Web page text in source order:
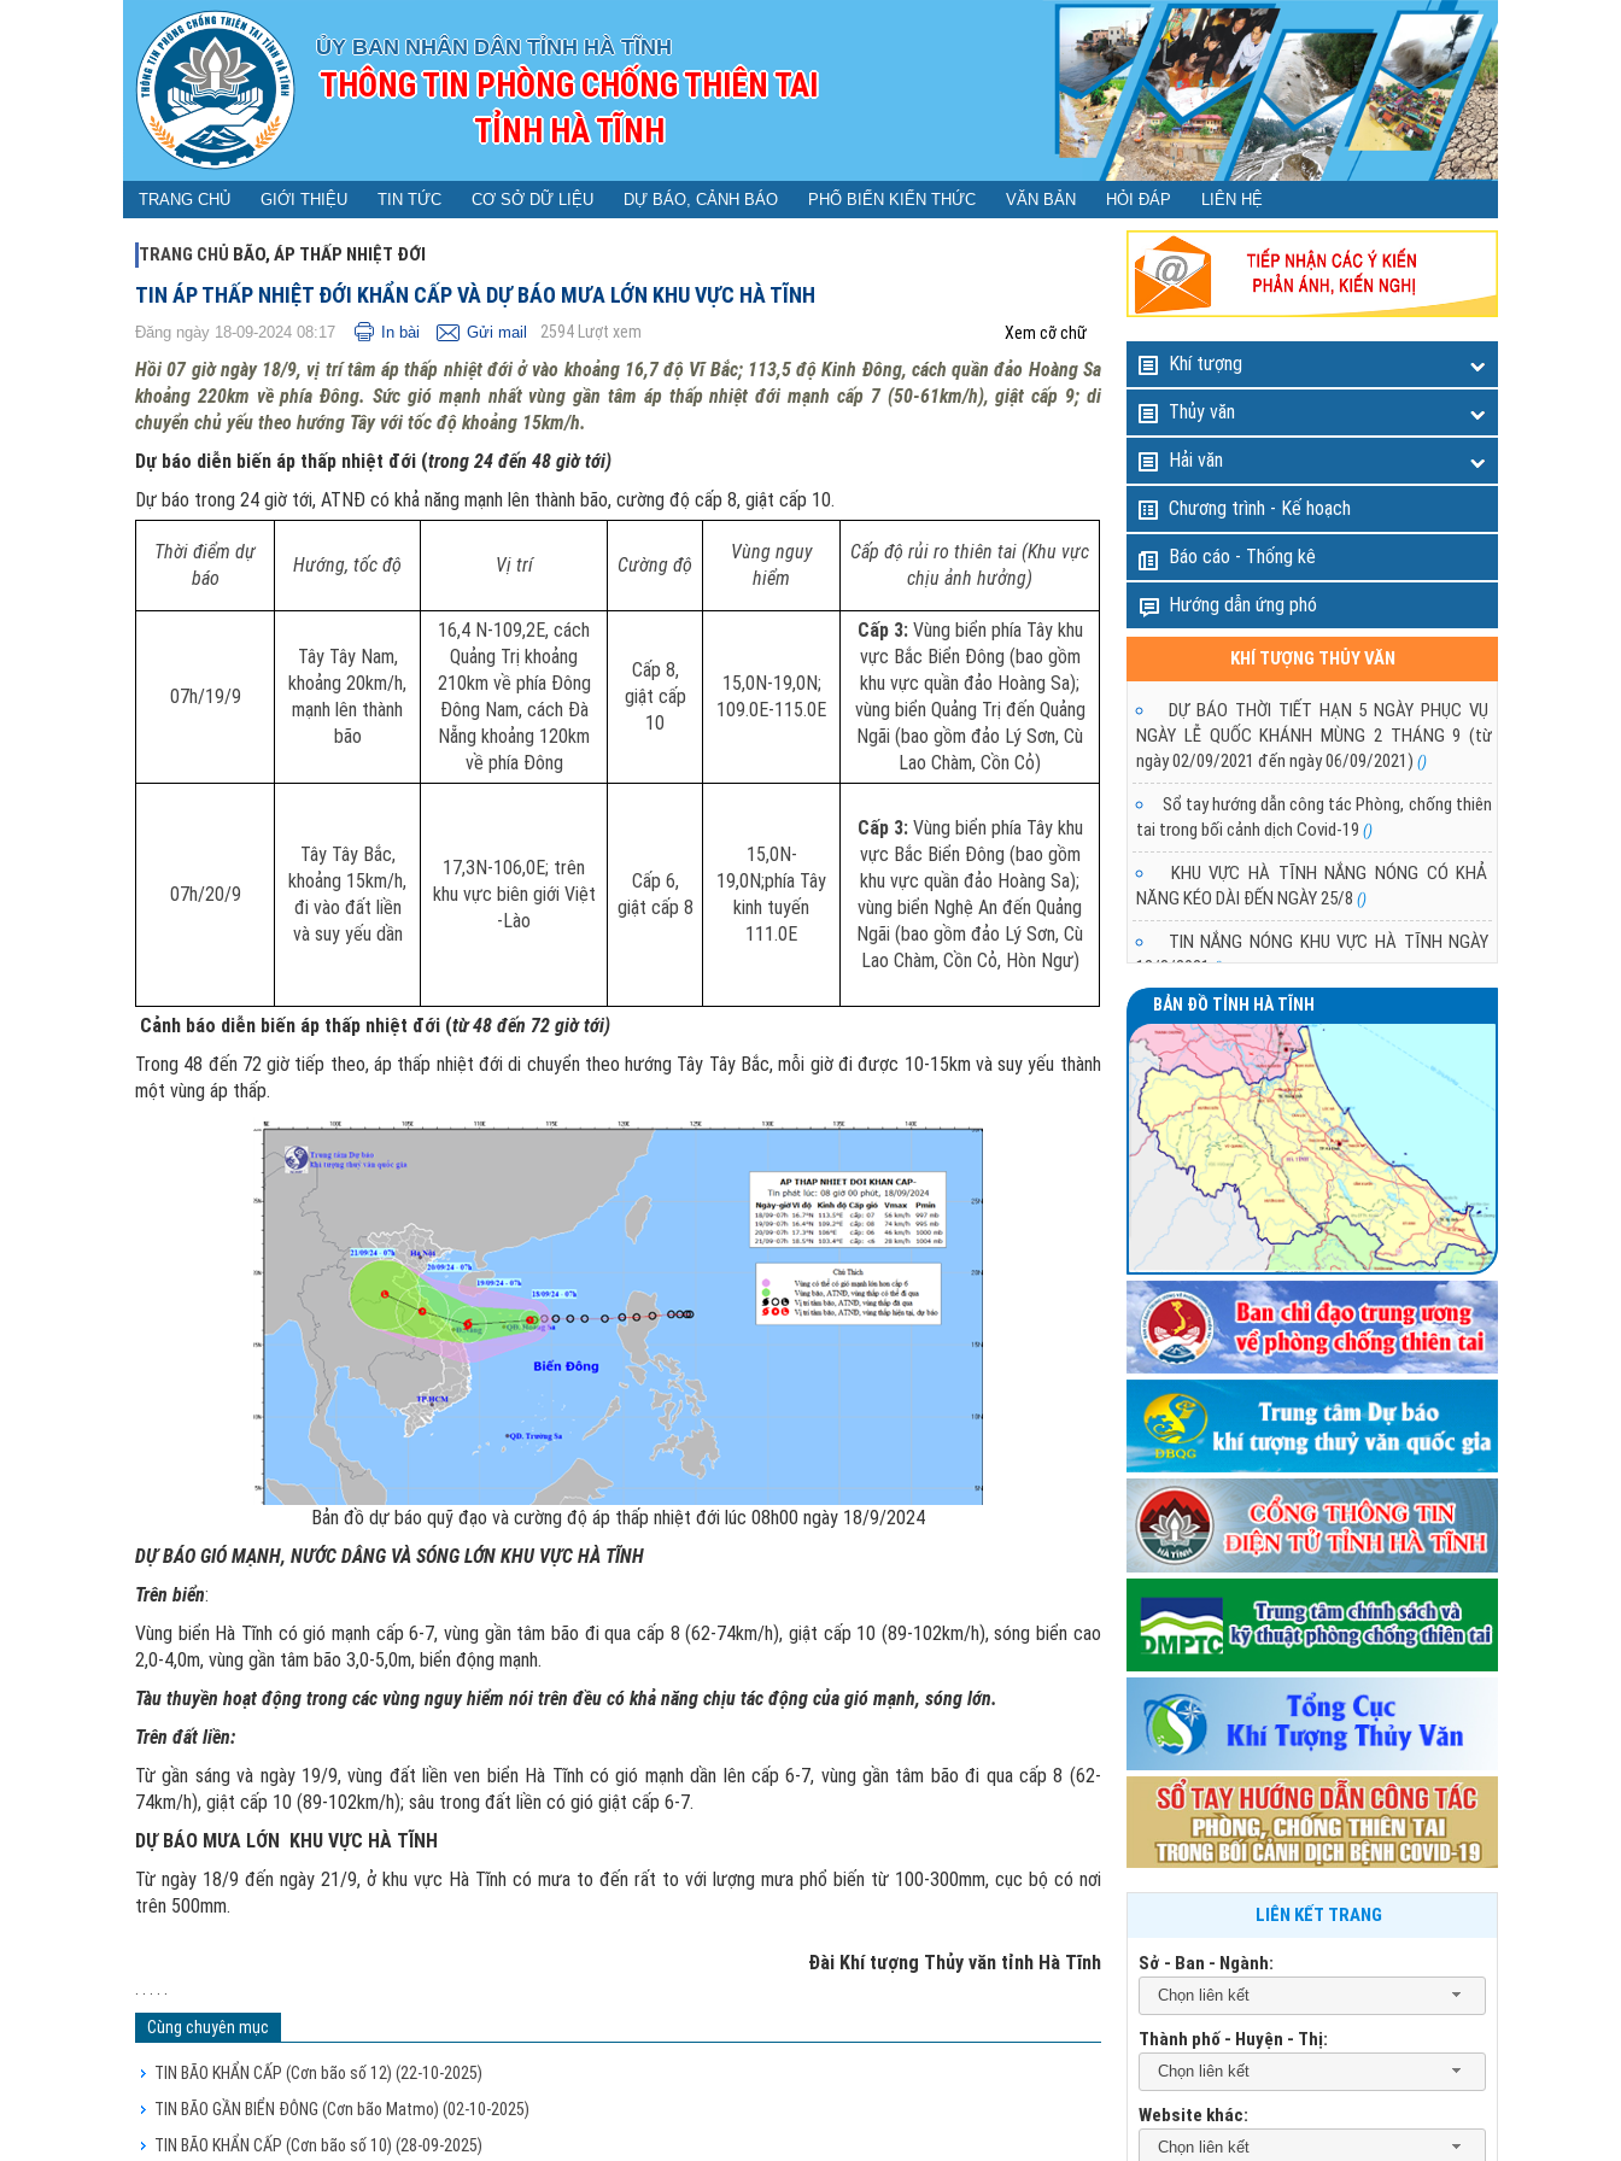
ỦY BAN NHÂN DÂN TỈNH HÀ TĨNH
THÔNG TIN PHÒNG CHỐNG THIÊN TAI
TỈNH HÀ TĨNH
TRANG CHỦ GIỚI THIỆU TIN TỨC CƠ SỞ DỮ LIỆU DỰ BÁO, CẢNH BÁO PHỔ BIẾN KIẾN THỨC VĂN BẢN HỎI ĐÁP LIÊN HỆ
TRANG CHỦ BÃO, ÁP THẤP NHIỆT ĐỚI
TIN ÁP THẤP NHIỆT ĐỚI KHẨN CẤP VÀ DỰ BÁO MƯA LỚN KHU VỰC HÀ TĨNH
Đăng ngày 18-09-2024 08:17 In bài Gửi mail 2594 Lượt xem Xem cỡ chữ
Hồi 07 giờ ngày 18/9, vị trí tâm áp thấp nhiệt đới ở vào khoảng 16,7 độ Vĩ Bắc; 113,5 độ Kinh Đông, cách quần đảo Hoàng Sa
khoảng 220km về phía Đông. Sức gió mạnh nhất vùng gần tâm áp thấp nhiệt đới mạnh cấp 7 (50-61km/h), giật cấp 9; di
chuyển chủ yếu theo hướng Tây với tốc độ khoảng 15km/h.
Dự báo diễn biến áp thấp nhiệt đới (trong 24 đến 48 giờ tới)
Dự báo trong 24 giờ tới, ATNĐ có khả năng mạnh lên thành bão, cường độ cấp 8, giật cấp 10.
Thời điểm dự
báo
Hướng, tốc độ Vị trí Cường độ
Vùng nguy
hiểm
Cấp độ rủi ro thiên tai (Khu vực
chịu ảnh hưởng)
07h/19/9
Tây Tây Nam,
khoảng 20km/h,
mạnh lên thành
bão
16,4 N-109,2E, cách
Quảng Trị khoảng
210km về phía Đông
Đông Nam, cách Đà
Nẵng khoảng 120km
về phía Đông
Cấp 8,
giật cấp
10
15,0N-19,0N;
109.0E-115.0E
Cấp 3:Vùng biển phía Tây khu
vực Bắc Biển Đông (bao gồm
khu vực quần đảo Hoàng Sa);
vùng biển Quảng Trị đến Quảng
Ngãi (bao gồm đảo Lý Sơn, Cù
Lao Chàm, Cồn Cỏ)
07h/20/9
Tây Tây Bắc,
khoảng 15km/h,
đi vào đất liền
và suy yếu dần
17,3N-106,0E; trên
khu vực biên giới Việt
-Lào
Cấp 6,
giật cấp 8
15,0N-
19,0N;phía Tây
kinh tuyến
111.0E
Cấp 3: Vùng biển phía Tây khu
vực Bắc Biển Đông (bao gồm
khu vực quần đảo Hoàng Sa);
vùng biển Nghệ An đến Quảng
Ngãi (bao gồm đảo Lý Sơn, Cù
Lao Chàm, Cồn Cỏ, Hòn Ngư)
Cảnh báo diễn biến áp thấp nhiệt đới (từ 48 đến 72 giờ tới)
Trong 48 đến 72 giờ tiếp theo, áp thấp nhiệt đới di chuyển theo hướng Tây Tây Bắc, mỗi giờ đi được 10-15km và suy yếu thành
một vùng áp thấp.
Bản đồ dự báo quỹ đạo và cường độ áp thấp nhiệt đới lúc 08h00 ngày 18/9/2024
DỰ BÁO GIÓ MẠNH, NƯỚC DÂNG VÀ SÓNG LỚN KHU VỰC HÀ TĨNH
Trên biển:
Vùng biển Hà Tĩnh có gió mạnh cấp 6-7, vùng gần tâm bão đi qua cấp 8 (62-74km/h), giật cấp 10 (89-102km/h), sóng biển cao
2,0-4,0m, vùng gần tâm bão 3,0-5,0m, biển động mạnh.
Tàu thuyền hoạt động trong các vùng nguy hiểm nói trên đều có khả năng chịu tác động của gió mạnh, sóng lớn.
Trên đất liền:
Từ gần sáng và ngày 19/9, vùng đất liền ven biển Hà Tĩnh có gió mạnh dần lên cấp 6-7, vùng gần tâm bão đi qua cấp 8 (62-
74km/h), giật cấp 10 (89-102km/h); sâu trong đất liền có gió giật cấp 6-7.
DỰ BÁO MƯA LỚN KHU VỰC HÀ TĨNH
Từ ngày 18/9 đến ngày 21/9, ở khu vực Hà Tĩnh có mưa to đến rất to với lượng mưa phổ biến từ 100-300mm, cục bộ có nơi
trên 500mm.
Đài Khí tượng Thủy văn tỉnh Hà Tĩnh
Cùng chuyên mục
TIN BÃO KHẨN CẤP (Cơn bão số 12) (22-10-2025)
TIN BÃO GẦN BIỂN ĐÔNG (Cơn bão Matmo) (02-10-2025)
TIN BÃO KHẨN CẤP (Cơn bão số 10) (28-09-2025)
Khí tượng
Thủy văn
Hải văn
Chương trình - Kế hoạch
Báo cáo - Thống kê
Hướng dẫn ứng phó
KHÍ TƯỢNG THỦY VĂN
DỰ BÁO THỜI TIẾT HẠN 5 NGÀY PHỤC VỤ
NGÀY LỄ QUỐC KHÁNH MÙNG 2 THÁNG 9 (từ
ngày 02/09/2021 đến ngày 06/09/2021) ()
Sổ tay hướng dẫn công tác Phòng, chống thiên
tai trong bối cảnh dịch Covid-19 ()
KHU VỰC HÀ TĨNH NẮNG NÓNG CÓ KHẢ
NĂNG KÉO DÀI ĐẾN NGÀY 25/8 ()
TIN NẮNG NÓNG KHU VỰC HÀ TĨNH NGÀY
18/8/2021()
TÌNH HÌNH NẮNG NÓNG Ở KHU VỰC HÀ TĨNH
()
BẢN ĐỒ TỈNH HÀ TĨNH
LIÊN KẾT TRANG
Sở - Ban - Ngành:
Chọn liên kết
Thành phố - Huyện - Thị:
Chọn liên kết
Website khác:
Chọn liên kết